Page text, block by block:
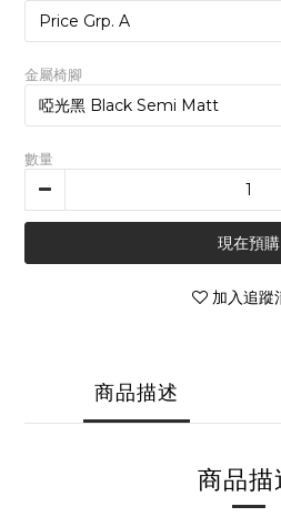
金屬椅腳
數量
現在預購
加入追蹤
商品描述
商品描